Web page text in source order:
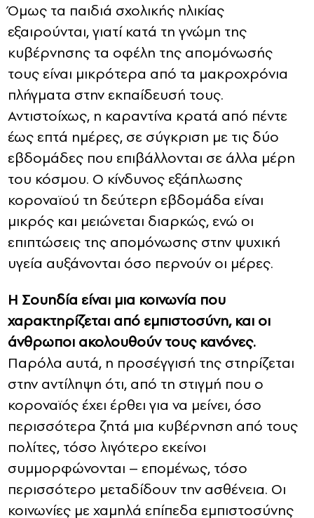
Όμως τα παιδιά σχολικής ηλικίας
εξαιρούνται, γιατί κατά τη γνώμη της
κυβέρνησης τα οφέλη της απομόνωσής
τους είναι μικρότερα από τα μακροχρόνια
πλήγματα στην εκπαίδευσή τους.
Αντιστοίχως, η καραντίνα κρατά από πέντε
έως επτά ημέρες, σε σύγκριση με τις δύο
εβδομάδες που επιβάλλονται σε άλλα μέρη
του κόσμου. Ο κίνδυνος εξάπλωσης
κοροναϊού τη δεύτερη εβδομάδα είναι
μικρός και μειώνεται διαρκώς, ενώ οι
επιπτώσεις της απομόνωσης στην ψυχική
υγεία αυξάνονται όσο περνούν οι μέρες.
Η Σουηδία είναι μια κοινωνία που
χαρακτηρίζεται από εμπιστοσύνη, και οι
άνθρωποι ακολουθούν τους κανόνες.
Παρόλα αυτά, η προσέγγισή της στηρίζεται
στην αντίληψη ότι, από τη στιγμή που ο
κοροναϊός έχει έρθει για να μείνει, όσο
περισσότερα ζητά μια κυβέρνηση από τους
πολίτες, τόσο λιγότερο εκείνοι
συμμορφώνονται – επομένως, τόσο
περισσότερο μεταδίδουν την ασθένεια. Οι
κοινωνίες με χαμηλά επίπεδα εμπιστοσύνης